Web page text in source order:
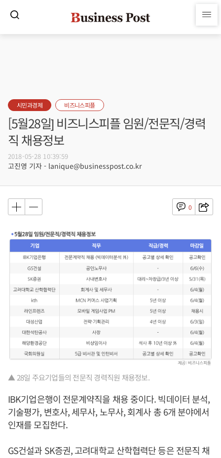
시민과경제 비즈니스피플
[5월28일] 비즈니스피플 임원/전문직/경력
직 채용정보
2018-05-28 10:39:59
고진영 기자 - lanique@businesspost.co.kr
0
▲ 28일 주요기업들의 전문직 경력직원 채용정보.
IBK기업은행이 전문계약직을 채용 중이다. 빅데이터 분석,
기술평가, 변호사, 세무사, 노무사, 회계사 총 6개 분야에서
인재를 모집한다.
GS건설과 SK증권, 고려대학교 산학협력단 등은 전문직 채